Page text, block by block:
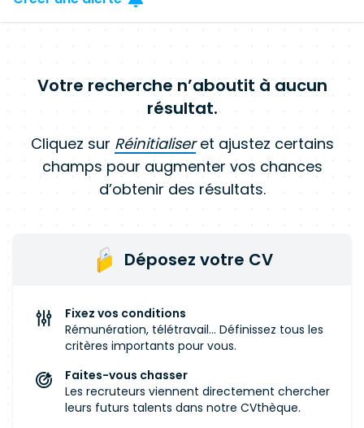
Votre recherche n’aboutit à aucun
résultat.
Cliquez sur Réinitialiseret ajustez certains
champs pour augmenter vos chances
d’obtenir des résultats.
Déposez votre CV
Fixez vos conditions
Rémunération, télétravail... Définissez tous les
critères importants pour vous.
Faites-vous chasser
Les recruteurs viennent directement chercher
leurs futurs talents dans notre CVthèque.